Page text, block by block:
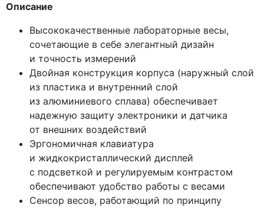
Описание
Высококачественные лабораторные весы,
сочетающие в себе элегантный дизайн
и точность измерений
Двойная конструкция корпуса (наружный слой
из пластика и внутренний слой
из алюминиевого сплава) обеспечивает
надежную защиту электроники и датчика
от внешних воздействий
Эргономичная клавиатура
и жидкокристаллический дисплей
с подсветкой и регулируемым контрастом
обеспечивают удобство работы с весами
Сенсор весов, работающий по принципу